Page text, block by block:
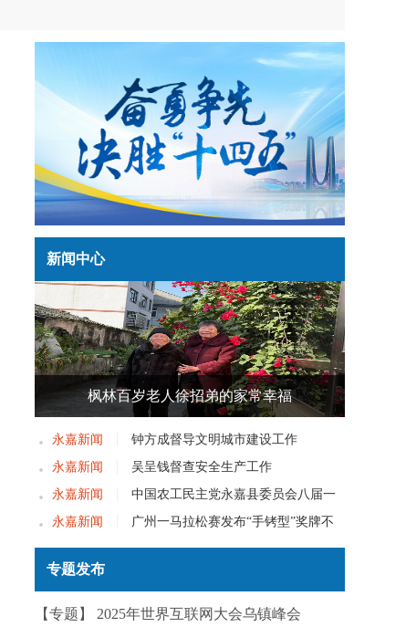
新闻中心
枫林百岁老人徐招弟的家常幸福
永嘉新闻
钟方成督导文明城市建设工作
永嘉新闻
吴呈钱督查安全生产工作
永嘉新闻
中国农工民主党永嘉县委员会八届一
次党员大会召开
永嘉新闻
广州一马拉松赛发布“手铐型”奖牌不
实——今日辟谣（2025年12月25日）
专题发布
【专题】 2025年世界互联网大会乌镇峰会